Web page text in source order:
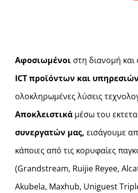
Αφοσιωμένοι στη διανομή
ICTπροϊόντων και υπηρεσιών
ολοκληρωμένες λύσεις
Αποκλειστικάμέσω του
συνεργατών μας, εισάγουμε
κάποιες από τις κορυφαίες
(Grandstream, Ruijie Reyee,
Akubela, Maxhub, Uniguest